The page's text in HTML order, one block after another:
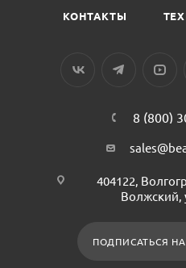
КОНТАКТЫ
8 (800)
404122,
Волжский,
ПОДПИСАТЬСЯ